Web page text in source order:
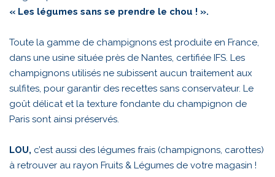
« Les légumes sans se prendre le chou ! ».
Toute la gamme de champignons est produite en France,
dans une usine située près de Nantes, certifiée IFS. Les
champignons utilisés ne subissent aucun traitement aux
sulfites, pour garantir des recettes sans conservateur. Le
goût délicat et la texture fondante du champignon de
Paris sont ainsi préservés.
LOU, c’est aussi des légumes frais (champignons, carottes)
à retrouver au rayon Fruits & Légumes de votre magasin !